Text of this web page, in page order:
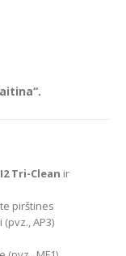
Tri-Clean ir
pirštines
AP3)